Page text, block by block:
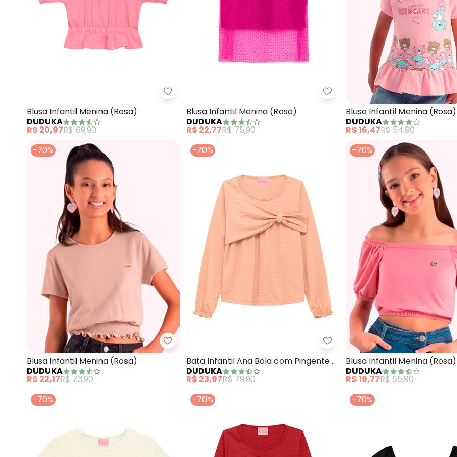
Duduka - Blusa Infantil Menina (Rosa)
Blusa Infantil Menina (Rosa)
DUDUKA
R$ 20,97R$ 69,90
Duduka - Blusa Infantil Menina
Blusa Infantil Menina (Rosa)
DUDUKA
R$ 22,77R$ 75,90
Blusa Infantil Menina (Rosa)
DUDUKA
R$ 16,47R$ 54,90
-70%
Duduka - Blusa Infantil Menina (Rosa)
Blusa Infantil Menina (Rosa)
DUDUKA
R$ 22,17R$ 73,90
-70%
Duduka - Bata Infantil Ana Bola
Bata Infantil Ana Bola com Pingente
(Rosa )
DUDUKA
R$ 23,97R$ 79,90
-70%
Blusa Infantil Menina (Rosa)
DUDUKA
R$ 19,77R$ 65,90
-70%
-70% -70%